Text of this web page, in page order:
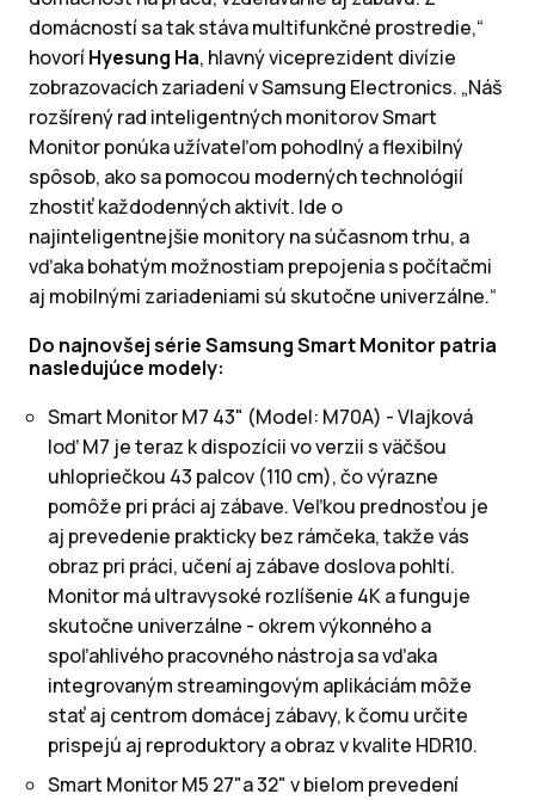
domácností sa tak stáva multifunkčné prostredie,“
hovoríHyesung Ha, hlavný viceprezident divízie
zobrazovacích zariadení v Samsung Electronics. „Náš
rozšírený rad inteligentných monitorov Smart
Monitor ponúka užívateľom pohodlný a flexibilný
spôsob, ako sa pomocou moderných technológií
zhostiť každodenných aktivít. Ide o
najinteligentnejšie monitory na súčasnom trhu, a
vďaka bohatým možnostiam prepojenia s počítačmi
aj mobilnými zariadeniami sú skutočne univerzálne.“
Do najnovšej série Samsung Smart Monitor patria
nasledujúce modely:
Smart Monitor M7 43" (Model: M70A) - Vlajková
loď M7 je teraz k dispozícii vo verzii s väčšou
uhlopriečkou 43 palcov (110 cm), čo výrazne
pomôže pri práci aj zábave. Veľkou prednosťou je
aj prevedenie prakticky bez rámčeka, takže vás
obraz pri práci, učení aj zábave doslova pohltí.
Monitor má ultravysoké rozlíšenie 4K a funguje
skutočne univerzálne - okrem výkonného a
spoľahlivého pracovného nástroja sa vďaka
integrovaným streamingovým aplikáciám môže
stať aj centrom domácej zábavy, k čomu určite
prispejú aj reproduktory a obraz v kvalite HDR10.
Smart Monitor M5 27"a 32" v bielom prevedení